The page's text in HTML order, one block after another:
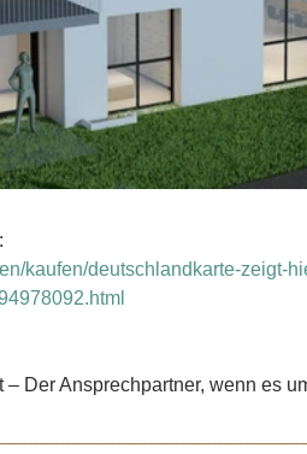
kaufen/deutschlandkarte-zeigt-
– Der Ansprechpartner, wenn es